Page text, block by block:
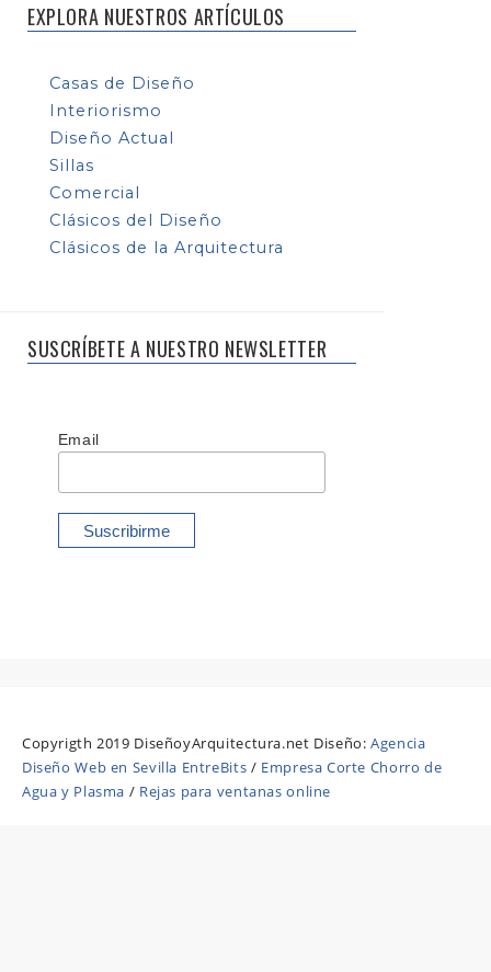
EXPLORA NUESTROS ARTÍCULOS
Casas de Diseño
Interiorismo
Diseño Actual
Sillas
Comercial
Clásicos del Diseño
Clásicos de la Arquitectura
SUSCRÍBETE A NUESTRO NEWSLETTER
Email
Copyrigth 2019 DiseñoyArquitectura.net Diseño:Agencia
Diseño Web en Sevilla EntreBits / Empresa Corte Chorro de
Agua y Plasma / Rejas para ventanas online